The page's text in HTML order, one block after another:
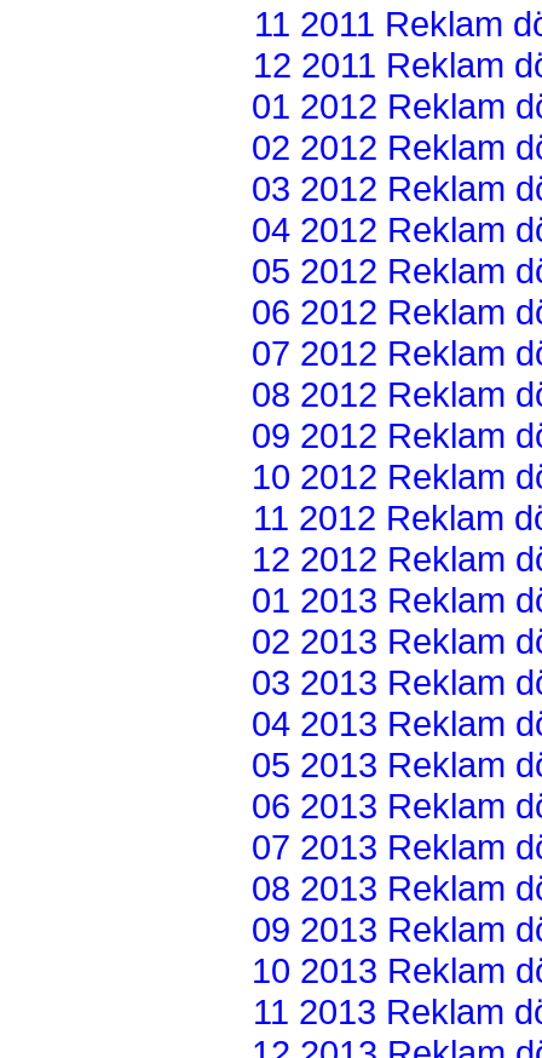
11 2011 Reklam
12 2011 Reklam
01 2012 Reklam
02 2012 Reklam
03 2012 Reklam
04 2012 Reklam
05 2012 Reklam
06 2012 Reklam
07 2012 Reklam
08 2012 Reklam
09 2012 Reklam
10 2012 Reklam
11 2012 Reklam
12 2012 Reklam
01 2013 Reklam
02 2013 Reklam
03 2013 Reklam
04 2013 Reklam
05 2013 Reklam
06 2013 Reklam
07 2013 Reklam
08 2013 Reklam
09 2013 Reklam
10 2013 Reklam
11 2013 Reklam